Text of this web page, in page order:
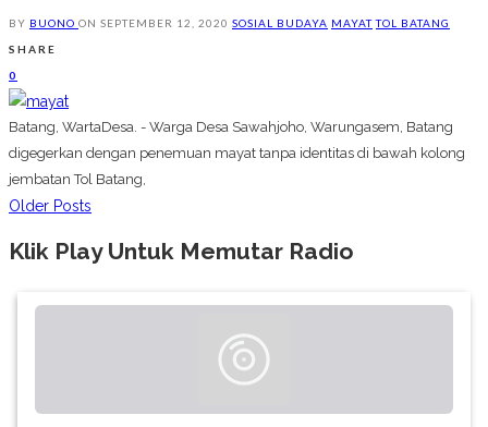
BY BUONO ON SEPTEMBER 12, 2020 SOSIAL BUDAYA MAYAT TOL BATANG
SHARE
0
Batang, WartaDesa. - Warga Desa Sawahjoho, Warungasem, Batang
digegerkan dengan penemuan mayat tanpa identitas di bawah kolong
jembatan Tol Batang,
Older Posts
Klik Play Untuk Memutar Radio